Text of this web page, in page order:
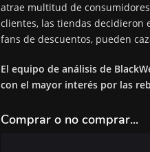
atrae multitud de
clientes, las tiendas decidieron
fans de descuentos, pueden
El equipo de análisis de
con el mayor interés por las
Comprar o no comprar...